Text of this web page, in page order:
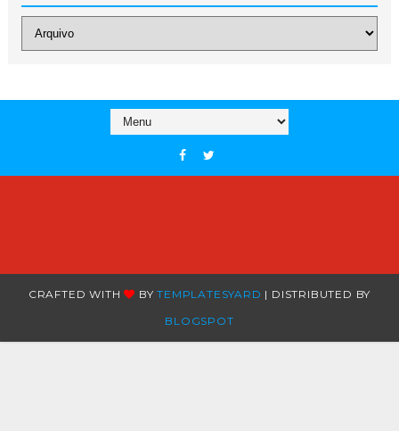
CRAFTED WITH BYTEMPLATESYARD | DISTRIBUTED BY
BLOGSPOT